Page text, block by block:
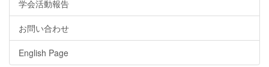
学会活動報告
お問い合わせ
English Page